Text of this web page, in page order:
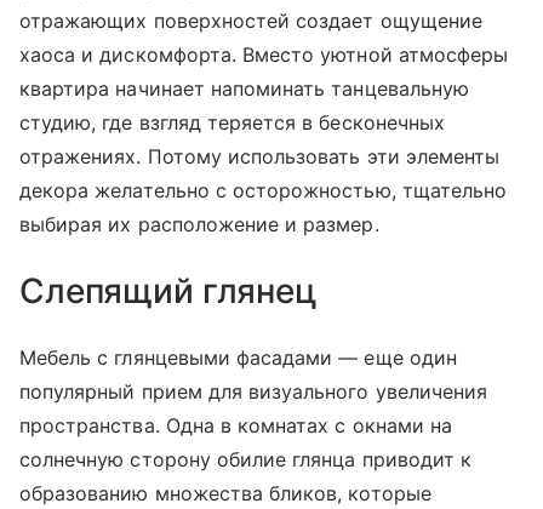
отражающих поверхностей создает ощущение
хаоса и дискомфорта. Вместо уютной атмосферы
квартира начинает напоминать танцевальную
студию, где взгляд теряется в бесконечных
отражениях. Потому использовать эти элементы
декора желательно с осторожностью, тщательно
выбирая их расположение и размер.
Слепящий глянец
Мебель с глянцевыми фасадами — еще один
популярный прием для визуального увеличения
пространства. Одна в комнатах с окнами на
солнечную сторону обилие глянца приводит к
образованию множества бликов, которые